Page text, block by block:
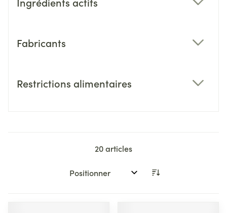
Fabricants
Restrictions alimentaires
20articles
Trier par: